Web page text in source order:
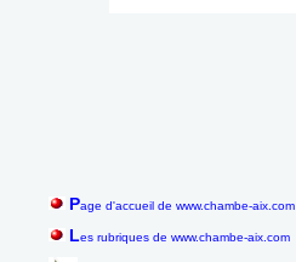
Page d'accueil de www.chambe-aix.com
Les rubriques de www.chambe-aix.com